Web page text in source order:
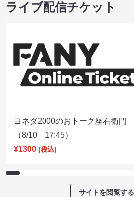
ライブ配信チケット
ヨネダ2000のおトーク座右衛門
（8/10 17:45）
¥1300 (税込)
サイトを閲覧する